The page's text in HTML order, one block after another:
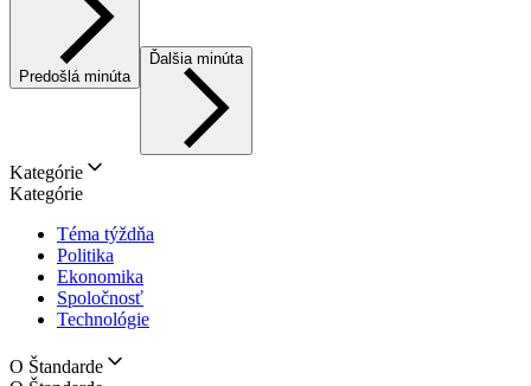
Predošlá minúta
Ďalšia minúta
Kategórie
Kategórie
Téma týždňa
Politika
Ekonomika
Spoločnosť
Technológie
O Štandarde